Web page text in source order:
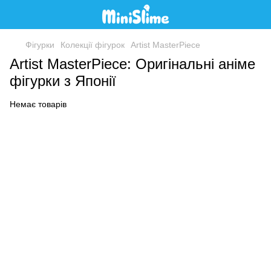
Фігурки Колекції фігурок Artist MasterPiece
Artist MasterPiece: Оригінальні аніме
фігурки з Японії
Немає товарів